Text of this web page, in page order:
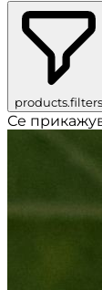
products.filters
Се